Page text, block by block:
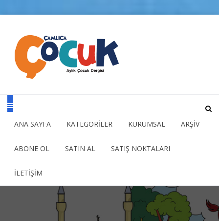
ANA SAYFA KATEGORİLER KURUMSAL ARŞİV
ABONE OL SATIN AL SATIŞ NOKTALARI
İLETİŞİM